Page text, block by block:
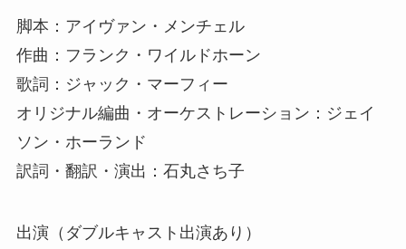
脚本：アイヴァン・メンチェル
作曲：フランク・ワイルドホーン
歌詞：ジャック・マーフィー
オリジナル編曲・オーケストレーション：ジェイ
ソン・ホーランド
訳詞・翻訳・演出：石丸さち子
出演（ダブルキャスト出演あり）